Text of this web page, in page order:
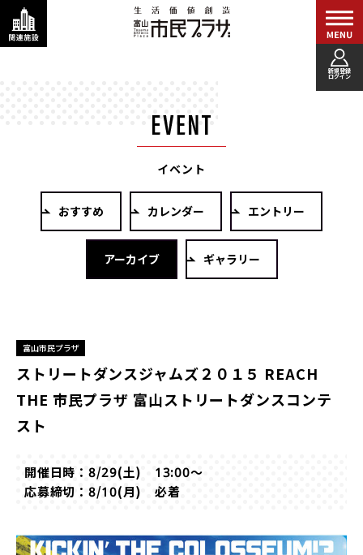
新規登録
ログイン
イベント
おすすめ カレンダー エントリー
アーカイブ ギャラリー
ストリートダンスジャムズ２０１５ REACH
THE 市民プラザ 富山ストリートダンスコンテ
スト
富山市民プラザ
開催日時：8/29(土) 13:00～
応募締切：8/10(月) 必着